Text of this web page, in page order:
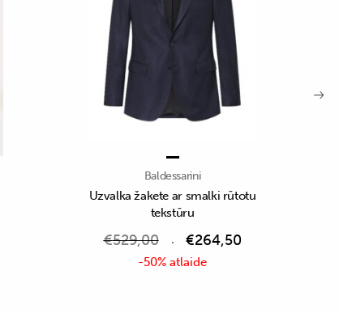
Baldessarini
Uzvalka žakete ar smalki rūtotu
tekstūru
€529,00 €264,50
-50% atlaide